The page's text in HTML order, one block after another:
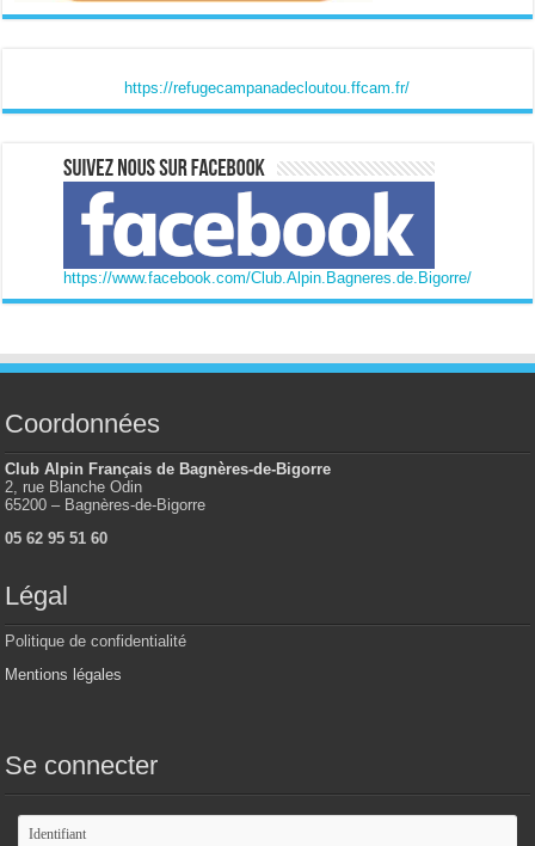
https://refugecampanadecloutou.ffcam.fr/
https://www.facebook.com/Club.Alpin.Bagneres.de.Bigorre/
Coordonnées
Club Alpin Français de Bagnères-de-Bigorre
2, rue Blanche Odin
65200 – Bagnères-de-Bigorre
05 62 95 51 60
Légal
Politique de confidentialité
Mentions légales
Se connecter